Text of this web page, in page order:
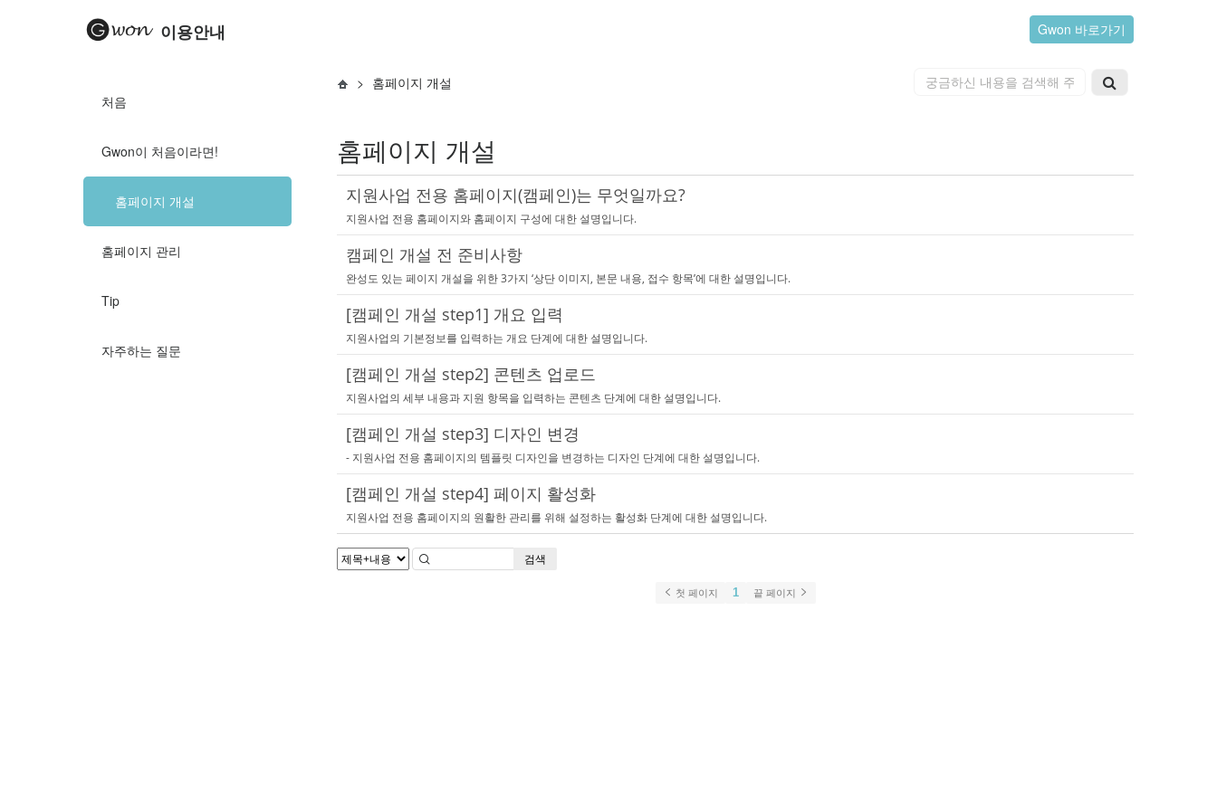
이용안내 Gwon 바로가기
처음
Gwon이 처음이라면!
홈페이지 개설
홈페이지 관리
Tip
자주하는 질문
> 홈페이지 개설
홈페이지 개설
지원사업 전용 홈페이지(캠페인)는 무엇일까요?
지원사업 전용 홈페이지와 홈페이지 구성에 대한 설명입니다.
캠페인 개설 전 준비사항
완성도 있는 페이지 개설을 위한 3가지 ‘상단 이미지, 본문 내용, 접수 항목’에 대한 설명입니다.
[캠페인 개설 step1] 개요 입력
지원사업의 기본정보를 입력하는 개요 단계에 대한 설명입니다.
[캠페인 개설 step2] 콘텐츠 업로드
지원사업의 세부 내용과 지원 항목을 입력하는 콘텐츠 단계에 대한 설명입니다.
[캠페인 개설 step3] 디자인 변경
- 지원사업 전용 홈페이지의 템플릿 디자인을 변경하는 디자인 단계에 대한 설명입니다.
[캠페인 개설 step4] 페이지 활성화
지원사업 전용 홈페이지의 원활한 관리를 위해 설정하는 활성화 단계에 대한 설명입니다.
검색
첫 페이지 1 끝 페이지